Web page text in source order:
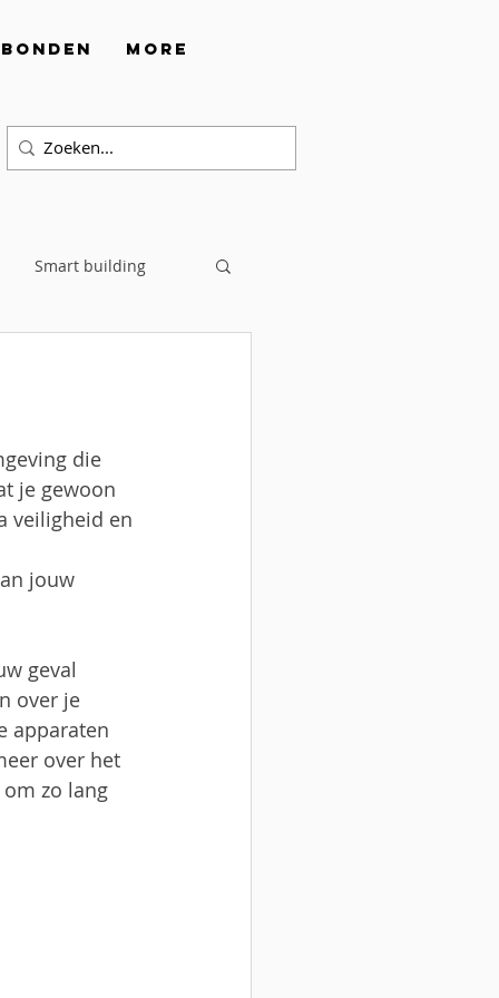
More
Smart building
die
je gewoon
veiligheid en
jouw
geval
over je
apparaten
over het
zo lang